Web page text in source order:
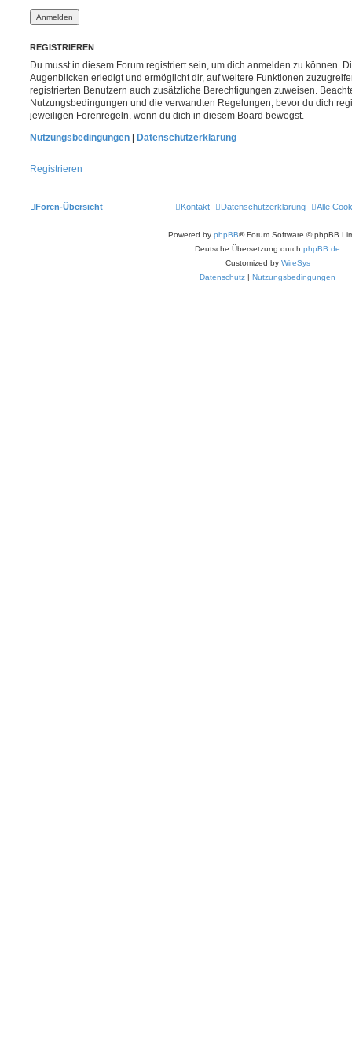
REGISTRIEREN
Du musst in diesem Forum registriert sein, um dich anmelden zu können.
Augenblicken erledigt und ermöglicht dir, auf weitere Funktionen
registrierten Benutzern auch zusätzliche Berechtigungen zuweisen.
Nutzungsbedingungen und die verwandten Regelungen, bevor du dich
jeweiligen Forenregeln, wenn du dich in diesem Board bewegst.
Nutzungsbedingungen | Datenschutzerklärung
Registrieren
Foren-Übersicht Alle
Datenschutzerklärung
Kontakt
Powered by phpBB® Forum Software © phpBB
Deutsche Übersetzung durch phpBB.de
Customized by WireSys
Datenschutz | Nutzungsbedingungen